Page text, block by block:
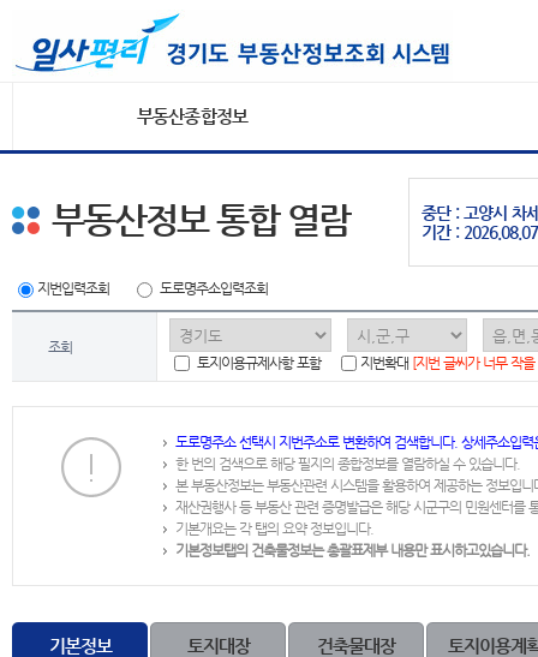
부동산종합정보
중단 : 고양시 차
기간 :
부동산정보 통합 열람
지번입력조회 도로명주소입력조회
조회
토지이용규제사항 포함
지번확대 [지번 글씨가 너무 작
도로명주소 선택시 지번주소로 변환하여 검색합니다. 상세주소입
한 번의 검색으로 해당 필지의 종합정보를 열람하실 수 있습니다.
본 부동산정보는 부동산관련 시스템을 활용하여 제공하는 정보입니
재산권행사 등 부동산 관련 증명발급은 해당 시군구의 민원센터를
기본개요는 각 탭의 요약 정보입니다.
기본정보탭의 건축물정보는 총괄표제부 내용만 표시하고있습니다.
기본정보 토지대장 건축물대장 토지이용계